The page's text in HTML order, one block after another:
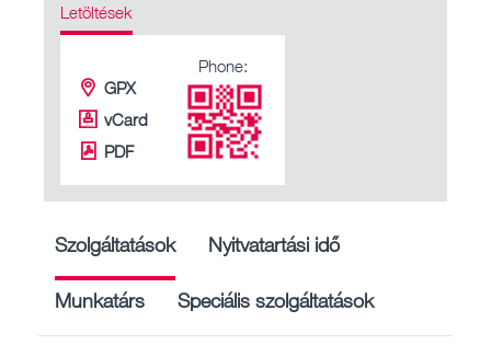
Letöltések
GPX
vCard
PDF
Phone:
Szolgáltatások Nyitvatartási idő
Munkatárs Speciális szolgáltatások